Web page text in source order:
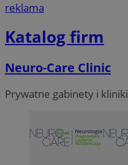
reklama
Katalog firm
Neuro-Care Clinic
Prywatne gabinety i kliniki